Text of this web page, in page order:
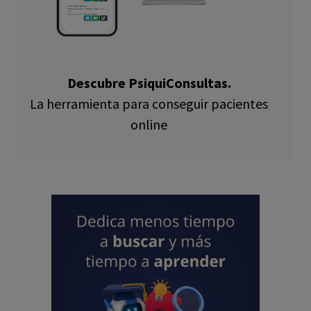
Descubre PsiquiConsultas.
La herramienta para conseguir pacientes
online